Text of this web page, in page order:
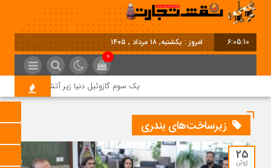
6:05:11 امروز : یکشنبه, ۱۸ مرداد , ۱۴۰۵
0
یک سوم گازوئیل دنیا زیر آتش جنگ؛ بحران
زیرساخت‌های بندری
25
ژوئن